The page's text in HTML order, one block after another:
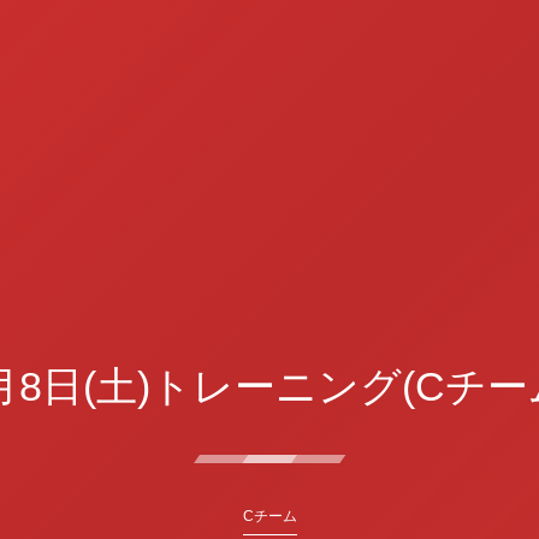
8日(土)トレーニング(Cチー
Cチーム